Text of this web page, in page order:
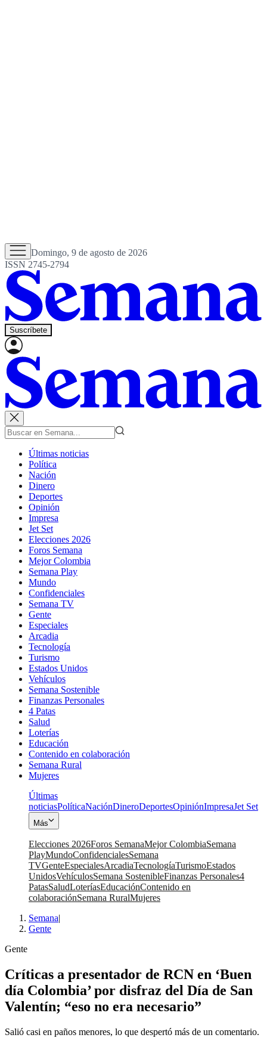
Domingo, 9 de agosto de 2026
ISSN 2745-2794
Suscríbete
Últimas noticias
Política
Nación
Dinero
Deportes
Opinión
Impresa
Jet Set
Elecciones 2026
Foros Semana
Mejor Colombia
Semana Play
Mundo
Confidenciales
Semana TV
Gente
Especiales
Arcadia
Tecnología
Turismo
Estados Unidos
Vehículos
Semana Sostenible
Finanzas Personales
4 Patas
Salud
Loterías
Educación
Contenido en colaboración
Semana Rural
Mujeres
Últimas
noticiasPolíticaNaciónDineroDeportesOpiniónImpresaJet Set
Más
Elecciones 2026Foros SemanaMejor ColombiaSemana
PlayMundoConfidencialesSemana
TVGenteEspecialesArcadiaTecnologíaTurismoEstados
UnidosVehículosSemana SostenibleFinanzas Personales4
PatasSaludLoteríasEducaciónContenido en
colaboraciónSemana RuralMujeres
Semana|
Gente
Gente
Críticas a presentador de RCN en ‘Buen
día Colombia’ por disfraz del Día de San
Valentín; “eso no era necesario”
Salió casi en paños menores, lo que despertó más de un comentario.